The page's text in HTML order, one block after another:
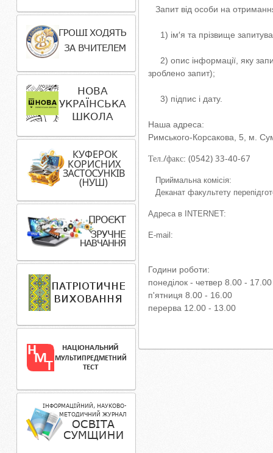
Запит від особи на
1) ім′я та прізвище
2) опис інформації, яку
зроблено запит);
3) підпис і дату.
Наша адреса:
Римського-Корсакова, 5, м.
Тел./факс: (0542) 33-40-67
Приймальна
Деканат факультету
Адреса в
E-
Години роботи:
понедiлок - четвер 8.00 - 17.00
п'ятниця 8.00 - 16.00
перерва 12.00 - 13.00